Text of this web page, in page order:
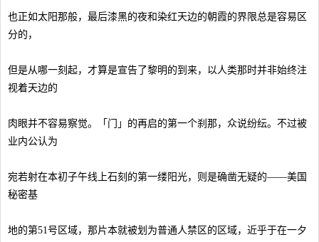
也正如太阳那般，最后漆黑的夜和染红天边的朝霞的界限总是容易区
分的，
但是从哪一刻起，才算是宣告了黎明的到来，以人类那时并非始终注
视着天边的
肉眼并不容易察觉。「门」的再启的第一个刹那，众说纷纭。不过被
业内公认为
宛若射在本初子午线上石刻的第一缕阳光，则是确凿无疑的——美国
秘密基
地的第51号区域，那片本就被划为普通人禁区的区域，近乎于在一夕